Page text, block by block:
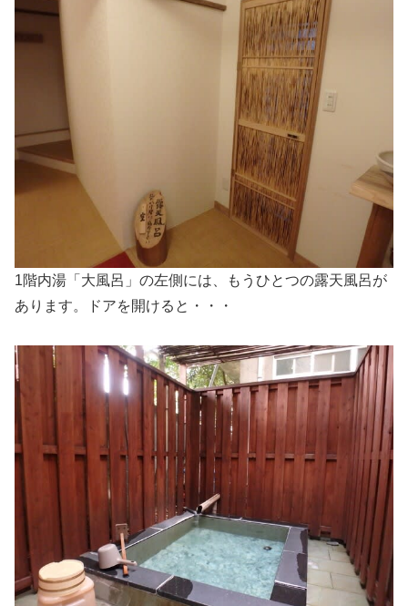
1階内湯「大風呂」の左側には、もうひとつの露天風呂が
あります。ドアを開けると・・・